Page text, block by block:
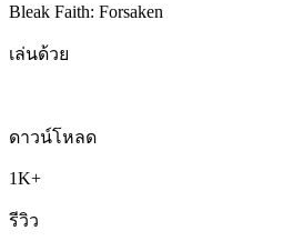
Bleak Faith: Forsaken
เล่นด้วย
ดาวน์โหลด
1K+
รีวิว